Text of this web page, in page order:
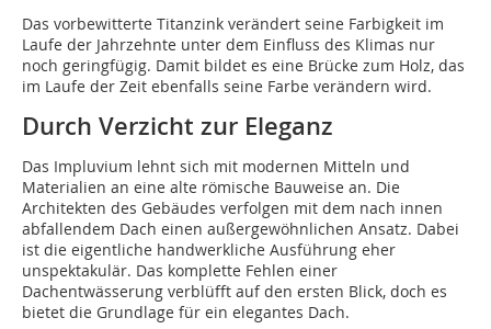
Das vorbewitterte Titanzink verändert seine Farbigkeit im
Laufe der Jahrzehnte unter dem Einfluss des Klimas nur
noch geringfügig. Damit bildet es eine Brücke zum Holz, das
im Laufe der Zeit ebenfalls seine Farbe verändern wird.
Durch Verzicht zur Eleganz
Das Impluvium lehnt sich mit modernen Mitteln und
Materialien an eine alte römische Bauweise an. Die
Architekten des Gebäudes verfolgen mit dem nach innen
abfallendem Dach einen außergewöhnlichen Ansatz. Dabei
ist die eigentliche handwerkliche Ausführung eher
unspektakulär. Das komplette Fehlen einer
Dachentwässerung verblüfft auf den ersten Blick, doch es
bietet die Grundlage für ein elegantes Dach.